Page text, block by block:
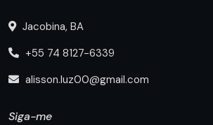
Jacobina, BA
+55 74 8127-6339
alisson.luz00@gmail.com
Siga-me